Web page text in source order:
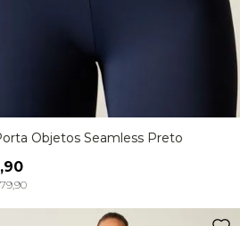
M G
Objetos Seamless Preto
,90
79,90